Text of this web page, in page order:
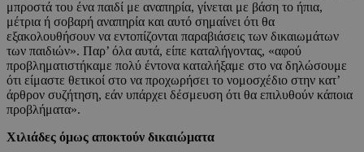
μπροστά του ένα παιδί με αναπηρία, γίνεται με βάση το ήπια,
μέτρια ή σοβαρή αναπηρία και αυτό σημαίνει ότι θα
εξακολουθήσουν να εντοπίζονται παραβιάσεις των δικαιωμάτων
των παιδιών». Παρ’ όλα αυτά, είπε καταλήγοντας, «αφού
προβληματιστήκαμε πολύ έντονα καταλήξαμε στο να δηλώσουμε
ότι είμαστε θετικοί στο να προχωρήσει το νομοσχέδιο στην κατ’
άρθρον συζήτηση, εάν υπάρχει δέσμευση ότι θα επιλυθούν κάποια
προβλήματα».
Χιλιάδες όμως αποκτούν δικαιώματα